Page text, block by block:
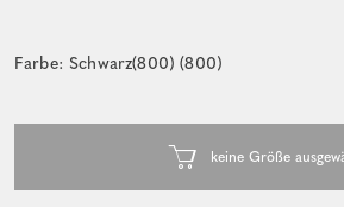
Farbe: Schwarz(800) (800)